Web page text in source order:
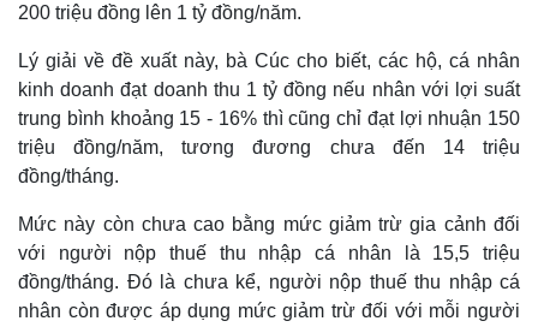
200 triệu đồng lên 1 tỷ đồng/năm.
Lý giải về đề xuất này, bà Cúc cho biết, các hộ, cá nhân
kinh doanh đạt doanh thu 1 tỷ đồng nếu nhân với lợi suất
trung bình khoảng 15 - 16% thì cũng chỉ đạt lợi nhuận 150
triệu đồng/năm, tương đương chưa đến 14 triệu
đồng/tháng.
Mức này còn chưa cao bằng mức giảm trừ gia cảnh đối
với người nộp thuế thu nhập cá nhân là 15,5 triệu
đồng/tháng. Đó là chưa kể, người nộp thuế thu nhập cá
nhân còn được áp dụng mức giảm trừ đối với mỗi người